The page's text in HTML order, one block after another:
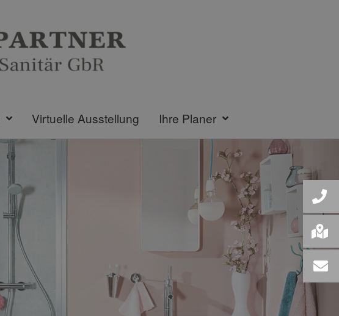
Virtuelle Ausstellung Ihre Planer